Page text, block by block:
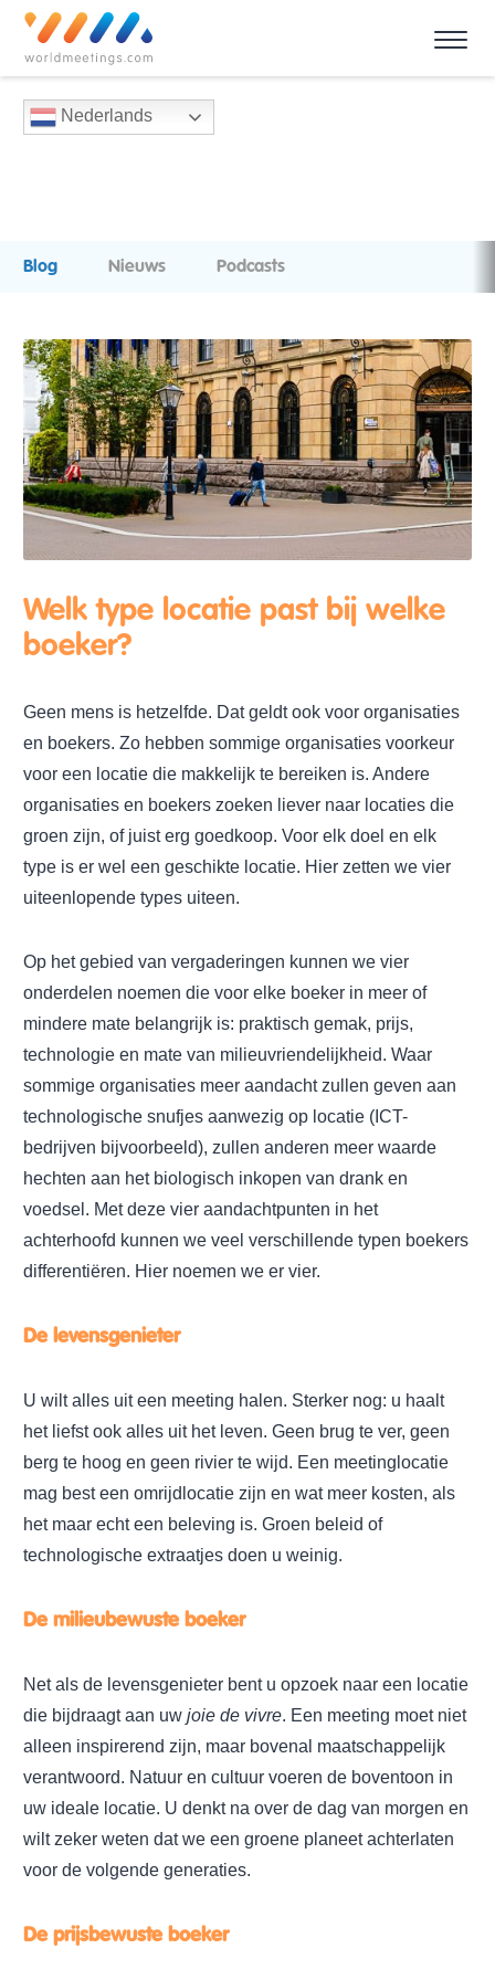
Nederlands
Blog Nieuws Podcasts
Welk type locatie past bij welke
boeker?
Geen mens is hetzelfde. Dat geldt ook voor organisaties
en boekers. Zo hebben sommige organisaties voorkeur
voor een locatie die makkelijk te bereiken is. Andere
organisaties en boekers zoeken liever naar locaties die
groen zijn, of juist erg goedkoop. Voor elk doel en elk
type is er wel een geschikte locatie. Hier zetten we vier
uiteenlopende types uiteen.
Op het gebied van vergaderingen kunnen we vier
onderdelen noemen die voor elke boeker in meer of
mindere mate belangrijk is: praktisch gemak, prijs,
technologie en mate van milieuvriendelijkheid. Waar
sommige organisaties meer aandacht zullen geven aan
technologische snufjes aanwezig op locatie (ICT-
bedrijven bijvoorbeeld), zullen anderen meer waarde
hechten aan het biologisch inkopen van drank en
voedsel. Met deze vier aandachtpunten in het
achterhoofd kunnen we veel verschillende typen boekers
differentiëren. Hier noemen we er vier.
De levensgenieter
U wilt alles uit een meeting halen. Sterker nog: u haalt
het liefst ook alles uit het leven. Geen brug te ver, geen
berg te hoog en geen rivier te wijd. Een meetinglocatie
mag best een omrijdlocatie zijn en wat meer kosten, als
het maar echt een beleving is. Groen beleid of
technologische extraatjes doen u weinig.
De milieubewuste boeker
Net als de levensgenieter bent u opzoek naar een locatie
die bijdraagt aan uw joie de vivre. Een meeting moet niet
alleen inspirerend zijn, maar bovenal maatschappelijk
verantwoord. Natuur en cultuur voeren de boventoon in
uw ideale locatie. U denkt na over de dag van morgen en
wilt zeker weten dat we een groene planeet achterlaten
voor de volgende generaties.
De prijsbewuste boeker